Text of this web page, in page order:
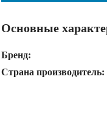
Основные
Бренд:
Страна производитель: